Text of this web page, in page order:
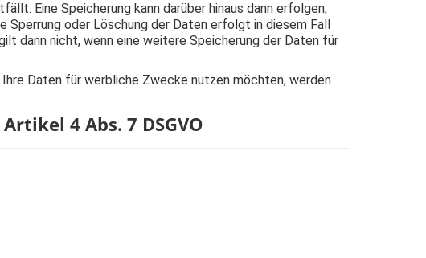
Eine Speicherung kann darüber hinaus dann erfolgen,
Sperrung oder Löschung der Daten erfolgt in diesem Fall
dann nicht, wenn eine weitere Speicherung der Daten für
Daten für werbliche Zwecke nutzen möchten, werden
4 Abs. 7 DSGVO